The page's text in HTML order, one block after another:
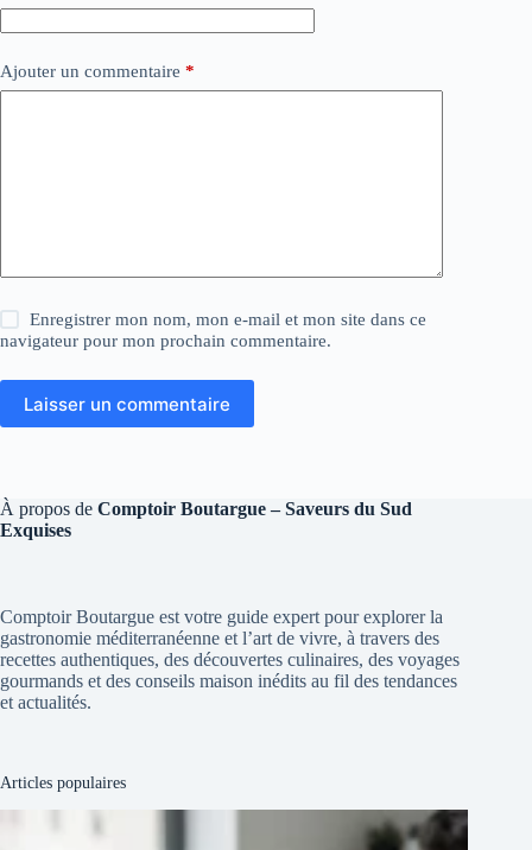
Ajouter un commentaire *
Enregistrer mon nom, mon e-mail et mon site dans ce
navigateur pour mon prochain commentaire.
Laisser un commentaire
À propos de Comptoir Boutargue – Saveurs du Sud
Exquises
Comptoir Boutargue est votre guide expert pour explorer la
gastronomie méditerranéenne et l’art de vivre, à travers des
recettes authentiques, des découvertes culinaires, des voyages
gourmands et des conseils maison inédits au fil des tendances
et actualités.
Articles populaires